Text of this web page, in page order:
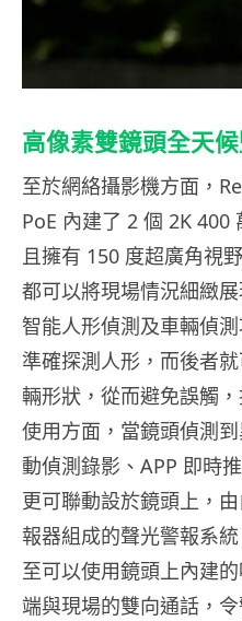
高像素雙鏡頭全天
至於網絡攝影機方面，
PoE 內建了 2 個 2K 400
且擁有 150 度超廣角視
都可以將現場情況細緻
智能人形偵測及車輛偵
準確探測人形，而後者
輛形狀，從而避免誤觸
使用方面，當鏡頭偵測
動偵測錄影、APP 即時
更可聯動設於鏡頭上，
報器組成的聲光警報系
至可以使用鏡頭上內建
端與現場的雙向通話，